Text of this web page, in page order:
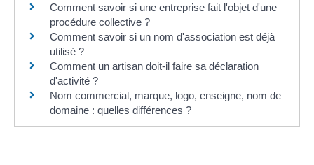
Comment savoir si une entreprise fait l'objet d'une
procédure collective ?
Comment savoir si un nom d'association est déjà
utilisé ?
Comment un artisan doit-il faire sa déclaration
d'activité ?
Nom commercial, marque, logo, enseigne, nom de
domaine : quelles différences ?